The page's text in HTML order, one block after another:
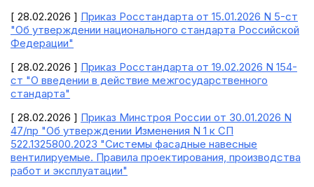
[ 28.02.2026 ] Приказ Росстандарта от 15.01.2026 N 5-ст
"Об утверждении национального стандарта Российской
Федерации"
[ 28.02.2026 ] Приказ Росстандарта от 19.02.2026 N 154-
ст "О введении в действие межгосударственного
стандарта"
[ 28.02.2026 ] Приказ Минстроя России от 30.01.2026 N
47/пр "Об утверждении Изменения N 1 к СП
522.1325800.2023 "Системы фасадные навесные
вентилируемые. Правила проектирования, производства
работ и эксплуатации"